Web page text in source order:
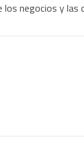
negocios y las